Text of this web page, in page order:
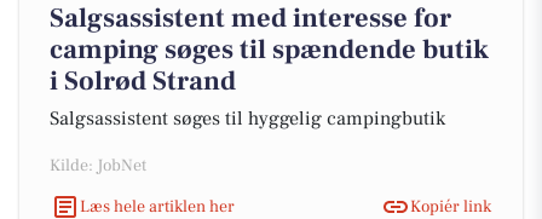
Salgsassistent med interesse for
camping søges til spændende butik
i Solrød Strand
Salgsassistent søges til hyggelig campingbutik
Kilde: JobNet
Læs hele artiklen her
Kopiér link